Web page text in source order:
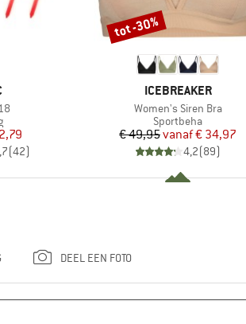
prijs
(42)
MERK
ICEBREAKER
Artikel
Women's Siren Bra
Productgroep
Sportbeha
Prijs
€ 49,95 Verlaagde prijs
vanaf€ 34,97
4,2(89)
Korting
tot -30%
DEEL EEN FOTO